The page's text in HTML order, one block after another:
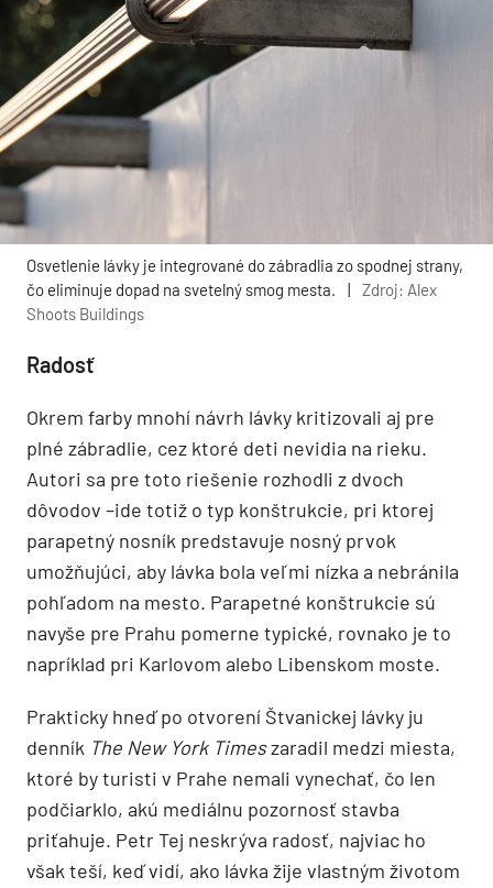
Osvetlenie lávky je integrované do zábradlia zo spodnej strany,
čo eliminuje dopad na svetelný smog mesta.
|
Zdroj: Alex
Shoots Buildings
Radosť
Okrem farby mnohí návrh lávky kritizovali aj pre
plné zábradlie, cez ktoré deti nevidia na rieku.
Autori sa pre toto riešenie rozhodli z dvoch
dôvodov –ide totiž o typ konštrukcie, pri ktorej
parapetný nosník predstavuje nosný prvok
umožňujúci, aby lávka bola veľmi nízka a nebránila
pohľadom na mesto. Parapetné konštrukcie sú
navyše pre Prahu pomerne typické, rovnako je to
napríklad pri Karlovom alebo Libenskom moste.
Prakticky hneď po otvorení Štvanickej lávky ju
denník The New York Timeszaradil medzi miesta,
ktoré by turisti v Prahe nemali vynechať, čo len
podčiarklo, akú mediálnu pozornosť stavba
priťahuje. Petr Tej neskrýva radosť, najviac ho
však teší, keď vidí, ako lávka žije vlastným životom